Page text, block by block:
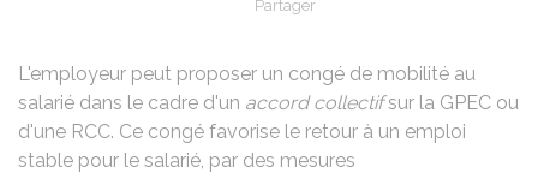
Partager
L'employeur peut proposer un congé de mobilité au
salarié dans le cadre d'un accord collectifsur la GPEC ou
d'une RCC. Ce congé favorise le retour à un emploi
stable pour le salarié, par des mesures